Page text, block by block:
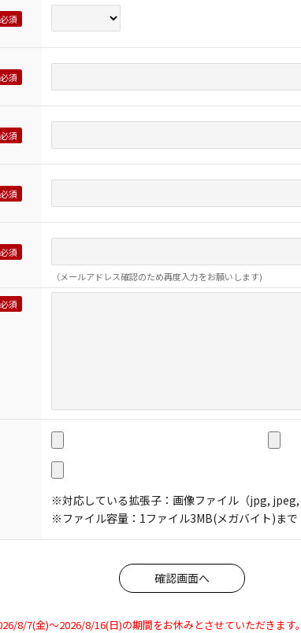
（メールアドレス確認のため再度入力をお願いします)
※対応している拡張子：画像ファイル（jpg, jpeg,
※ファイル容量：1ファイル3MB(メガバイト)まで
8/7(金)～2026/8/16(日)の期間をお休みとさせていただきます。